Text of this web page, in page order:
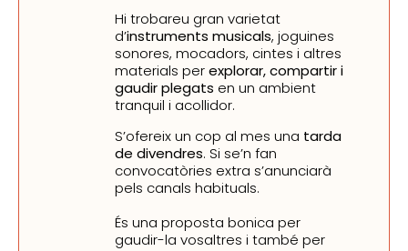
Hi trobareu gran varietat
d’instruments musicals, joguines
sonores, mocadors, cintes i altres
materials perexplorar, compartir i
gaudir plegats en un ambient
tranquil i acollidor.
S’ofereix un cop al mes una tarda
de divendres. Si se’n fan
convocatòries extra s’anunciarà
pels canals habituals.
És una proposta bonica per
gaudir-la vosaltres i també per